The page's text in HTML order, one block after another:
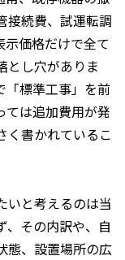
接続費、試運転調
価格だけで全て
とし穴がありま
「標準工事」を前
ては追加費用が発
く書かれているこ
いと考えるのは当
、その内訳や、自
態、設置場所の広